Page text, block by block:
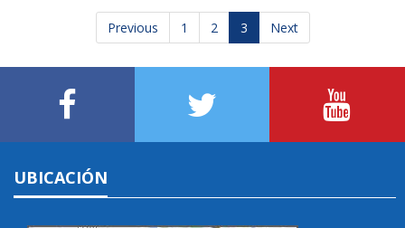
Previous 1 2 3 Next
UBICACIÓN